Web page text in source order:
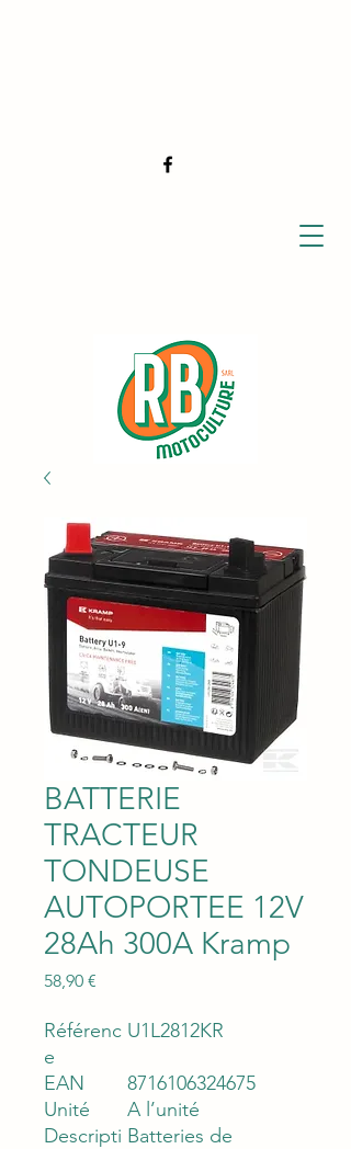
BATTERIE
TRACTEUR
TONDEUSE
AUTOPORTEE 12V
28Ah 300A Kramp
58,90 €
Référenc
e
U1L2812KR
EAN
8716106324675
Unité
A l’unité
Descripti Batteries de